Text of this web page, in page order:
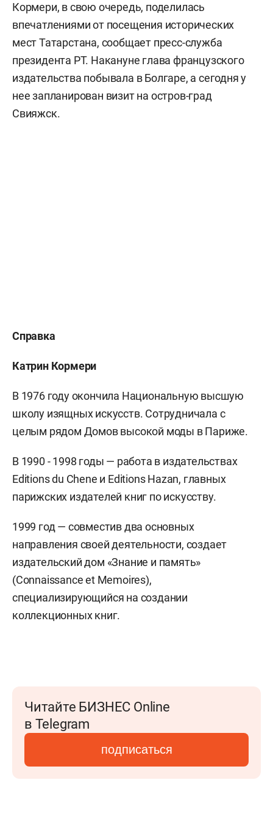
Кормери, в свою очередь, поделилась
впечатлениями от посещения исторических
мест Татарстана, сообщает пресс-служба
президента РТ. Накануне глава французского
издательства побывала в Болгаре, а сегодня у
нее запланирован визит на остров-град
Свияжск.
Справка
Катрин Кормери
В 1976 году окончила Национальную высшую
школу изящных искусств. Сотрудничала с
целым рядом Домов высокой моды в Париже.
В 1990 - 1998 годы — работа в издательствах
Editions du Chene и Editions Hazan, главных
парижских издателей книг по искусству.
1999 год — совместив два основных
направления своей деятельности, создает
издательский дом «Знание и память»
(Connaissance et Memoires),
специализирующийся на создании
коллекционных книг.
Читайте БИЗНЕС Online
в Telegram
подписаться